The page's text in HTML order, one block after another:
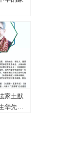
家土默
华先生